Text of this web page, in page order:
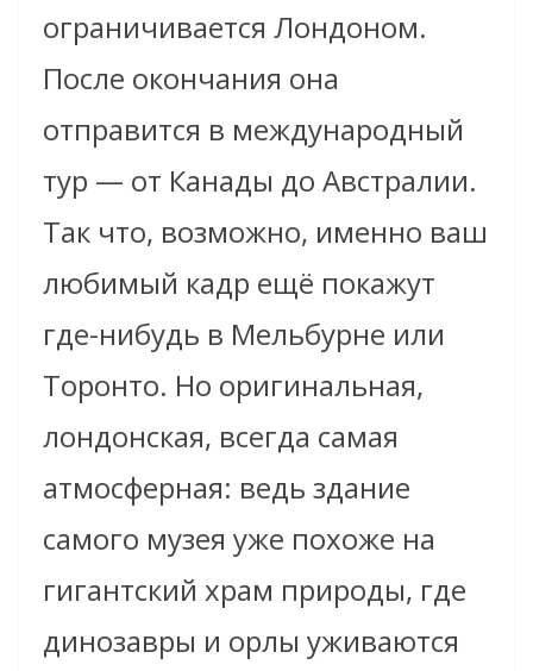
ограничивается Лондоном.
После окончания она
отправится в международный
тур — от Канады до Австралии.
Так что, возможно, именно ваш
любимый кадр ещё покажут
где-нибудь в Мельбурне или
Торонто. Но оригинальная,
лондонская, всегда самая
атмосферная: ведь здание
самого музея уже похоже на
гигантский храм природы, где
динозавры и орлы уживаются